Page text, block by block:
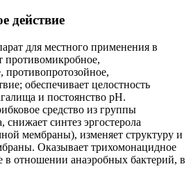
действие
для местного применения в
противомикробное,
противопротозойное,
обеспечивает целостность
и постоянство pH.
средство из группы
синтез эргостерола
мембраны), изменяет структуру и
Оказывает трихомонацидное
в отношении анаэробных бактерий, в